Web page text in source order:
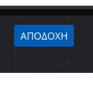
ΑΠΟΔΟΧΗ